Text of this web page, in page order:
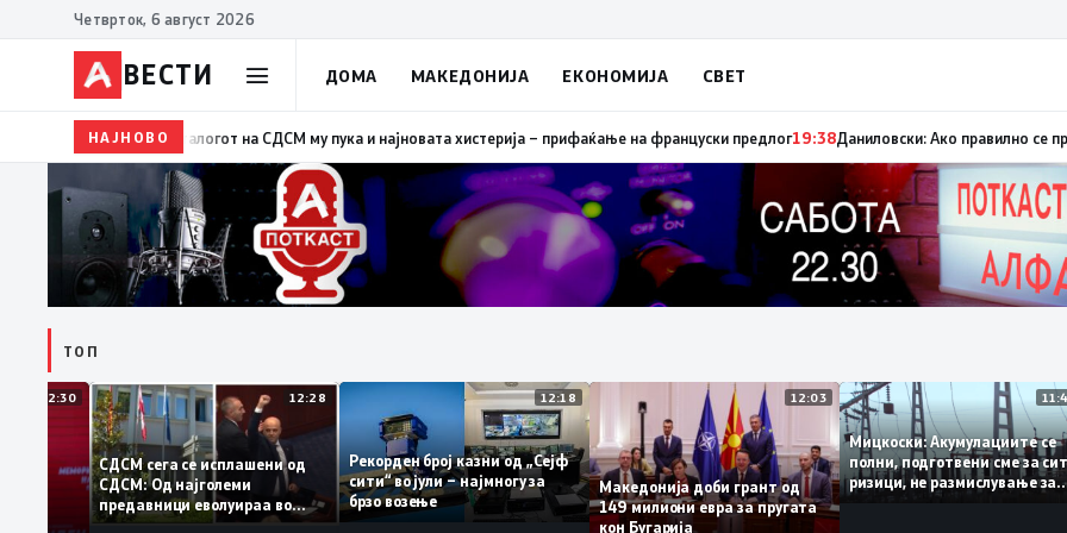
Четврток, 6 август 2026
ВЕСТИ ДОМА МАКЕДОНИЈА ЕКОНОМИЈА СВЕТ
НАЈНОВО19:39ВМРО-ДПМНЕ: Како што му пукна меурот од сапуница „мигранти за пари“, така на талогот на СДСМ му пука и
ТОП
12:30
на
12:28
СДСМ сега се исплашени од
СДСМ: Од најголеми
предавници еволуираа во
најголеми патриоти
12:18
Рекорден број казни од „Сејф
сити“ во јули – најмногу за
брзо возење
12:03
Македонија доби грант од
149 милиони евра за пругата
кон Бугарија
Мицкоски: Акумулациите
полни, подготвени сме
ризици, не размислување
поскапување на струјата